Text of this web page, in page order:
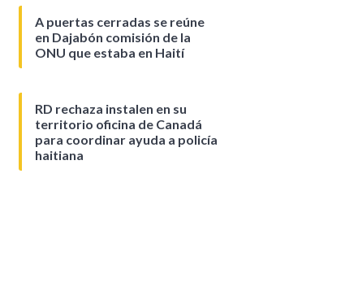
A puertas cerradas se reúne
en Dajabón comisión de la
ONU que estaba en Haití
RD rechaza instalen en su
territorio oficina de Canadá
para coordinar ayuda a policía
haitiana